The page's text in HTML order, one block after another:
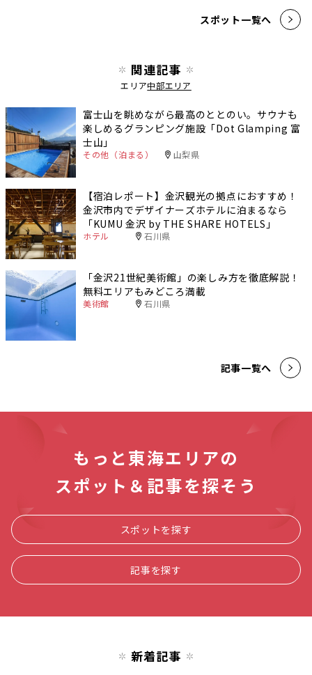
スポット一覧へ
関連記事
エリア中部エリア
富士山を眺めながら最高のととのい。サウナも
楽しめるグランピング施設「Dot Glamping 富
士山」
その他（泊まる） 山梨県
【宿泊レポート】金沢観光の拠点におすすめ！
金沢市内でデザイナーズホテルに泊まるなら
「KUMU 金沢 by THE SHARE HOTELS」
ホテル 石川県
「金沢21世紀美術館」の楽しみ方を徹底解説！
無料エリアもみどころ満載
美術館 石川県
記事一覧へ
もっと東海エリアの
スポット＆記事を探そう
スポットを探す
記事を探す
新着記事